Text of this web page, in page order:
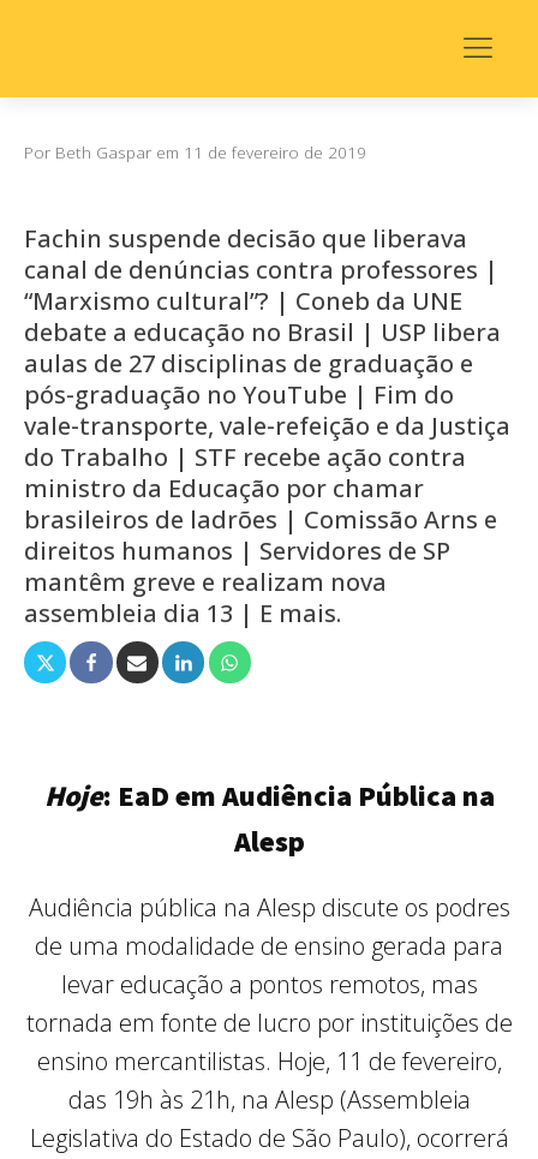
Por Beth Gaspar em 11 de fevereiro de 2019
Fachin suspende decisão que liberava
canal de denúncias contra professores |
“Marxismo cultural”? | Coneb da UNE
debate a educação no Brasil | USP libera
aulas de 27 disciplinas de graduação e
pós-graduação no YouTube | Fim do
vale-transporte, vale-refeição e da Justiça
do Trabalho | STF recebe ação contra
ministro da Educação por chamar
brasileiros de ladrões | Comissão Arns e
direitos humanos | Servidores de SP
mantêm greve e realizam nova
assembleia dia 13 | E mais.
Hoje: EaD em Audiência Pública na
Alesp
Audiência pública na Alesp discute os podres
de uma modalidade de ensino gerada para
levar educação a pontos remotos, mas
tornada em fonte de lucro por instituições de
ensino mercantilistas. Hoje, 11 de fevereiro,
das 19h às 21h, na Alesp (Assembleia
Legislativa do Estado de São Paulo), ocorrerá